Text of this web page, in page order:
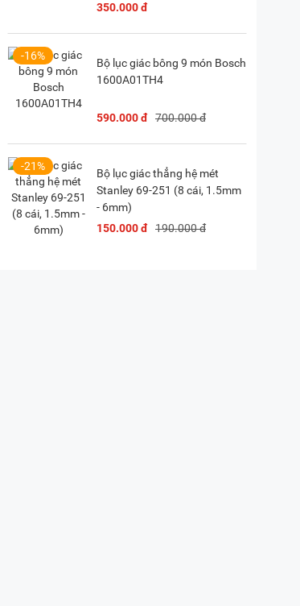
350.000 đ
-16%
Bộ lục giác bông 9 món Bosch
1600A01TH4
590.000 đ 700.000 đ
-21%
Bộ lục giác thẳng hệ mét
Stanley 69-251 (8 cái, 1.5mm
- 6mm)
150.000 đ
190.000 đ